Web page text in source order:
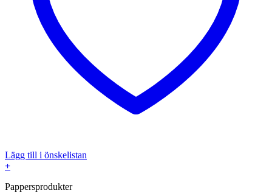
Lägg till i önskelistan
+
Pappersprodukter